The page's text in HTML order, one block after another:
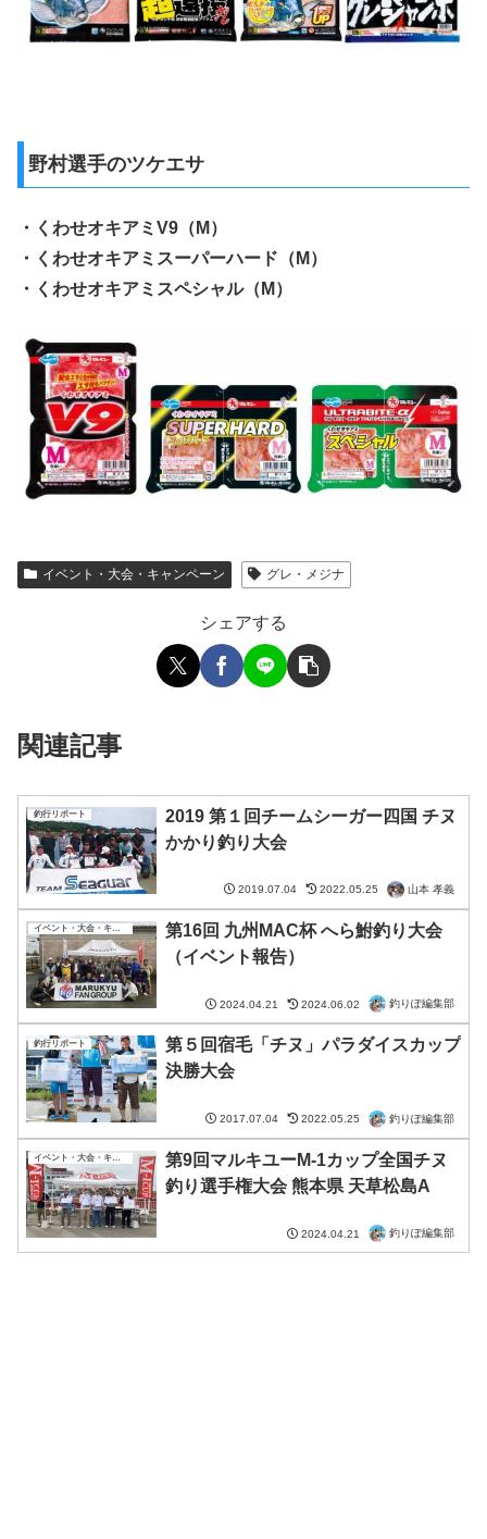
野村選手のツケエサ
・くわせオキアミV9（M）
・くわせオキアミスーパーハード（M）
・くわせオキアミスペシャル（M）
イベント・大会・キャンペーン グレ・メジナ
シェアする
関連記事
釣行リポート
2019 第１回チームシーガー四国 チヌ
かかり釣り大会
2019.07.04 2022.05.25 山本 孝義
イベント・大会・キャンペーン
第16回 九州MAC杯 へら鮒釣り大会
（イベント報告）
2024.04.21 2024.06.02 釣りぽ編集部
釣行リポート
第５回宿毛「チヌ」パラダイスカップ
決勝大会
2017.07.04 2022.05.25 釣りぽ編集部
イベント・大会・キャンペーン
第9回マルキユーM-1カップ全国チヌ
釣り選手権大会 熊本県 天草松島A
2024.04.21 釣りぽ編集部